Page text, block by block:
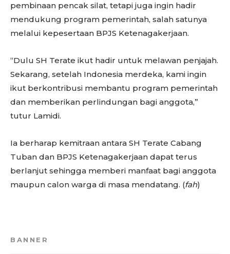
pembinaan pencak silat, tetapi juga ingin hadir
mendukung program pemerintah, salah satunya
melalui kepesertaan BPJS Ketenagakerjaan.
“Dulu SH Terate ikut hadir untuk melawan penjajah.
Sekarang, setelah Indonesia merdeka, kami ingin
ikut berkontribusi membantu program pemerintah
dan memberikan perlindungan bagi anggota,”
tutur Lamidi.
Ia berharap kemitraan antara SH Terate Cabang
Tuban dan BPJS Ketenagakerjaan dapat terus
berlanjut sehingga memberi manfaat bagi anggota
maupun calon warga di masa mendatang. (fah)
BANNER